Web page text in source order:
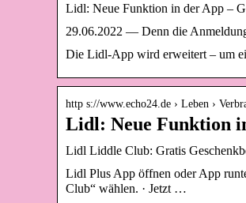
Lidl: Neue Funktion in der App –
29.06.2022 — Denn die
Die Lidl-App wird erweitert – um
http s://www.echo24.de › Leben ›
Lidl: Neue Funktion
Lidl Liddle Club: Gratis
Lidl Plus App öffnen oder App
Club“ wählen. · Jetzt …